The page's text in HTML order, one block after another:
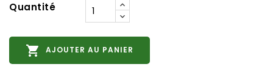
Quantité
 AJOUTER AU PANIER